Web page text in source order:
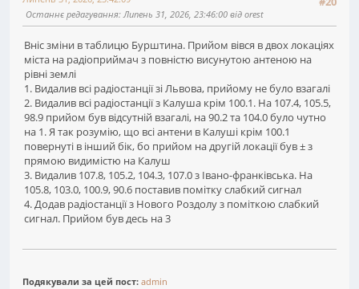
Останнє редагування: Липень 31, 2026, 23:46:00 від orest
Вніс зміни в таблицю Бурштина. Прийом вівся в двох локаціях
міста на радіоприймач з повністю висунутою антеною на
рівні землі
1. Видалив всі радіостанції зі Львова, прийому не було взагалі
2. Видалив всі радіостанції з Калуша крім 100.1. На 107.4, 105.5,
98.9 прийом був відсутній взагалі, на 90.2 та 104.0 було чутно
на 1. Я так розумію, що всі антени в Калуші крім 100.1
повернуті в інший бік, бо прийом на другій локації був ± з
прямою видимістю на Калуш
3. Видалив 107.8, 105.2, 104.3, 107.0 з Івано-франківська. На
105.8, 103.0, 100.9, 90.6 поставив помітку слабкий сигнал
4. Додав радіостанції з Нового Роздолу з поміткою слабкий
сигнал. Прийом був десь на 3
Подякували за цей пост: admin